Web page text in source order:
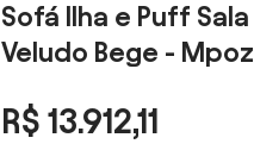
Sofá Ilha e Puff
Veludo Bege -
R$ 13.912,11